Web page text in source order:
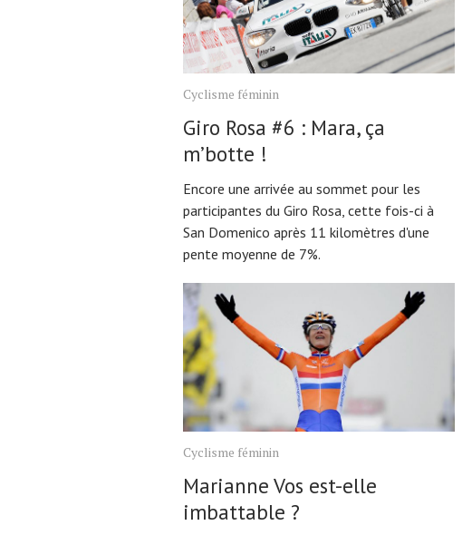
Cyclisme féminin
Giro Rosa #6 : Mara, ça
m’botte !
Encore une arrivée au sommet pour les
participantes du Giro Rosa, cette fois-ci à
San Domenico après 11 kilomètres d'une
pente moyenne de 7%.
Cyclisme féminin
Marianne Vos est-elle
imbattable ?